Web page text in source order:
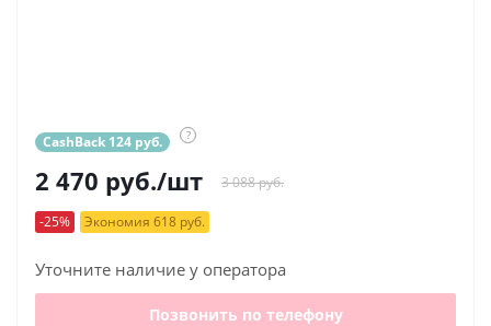
CashBack 124 руб. ?
2 470 руб./шт 3 088 руб.
-25% Экономия 618 руб.
Уточните наличие у оператора
Позвонить по телефону